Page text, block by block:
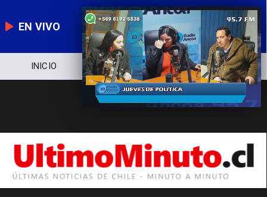
EN VIVO
INICIO NOTICIERO POLÍTICA